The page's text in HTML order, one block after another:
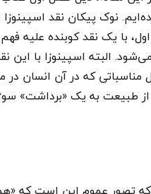
نوک پیکان نقد
با یک نقد کوبنده علیه
البته اسپینوزا با
مناسباتی که در آن انسان در
طبیعت به یک «برداشت»